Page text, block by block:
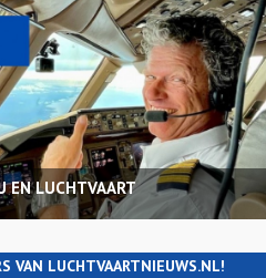
EN LUCHTVAART
VAN LUCHTVAARTNIEUWS.NL!